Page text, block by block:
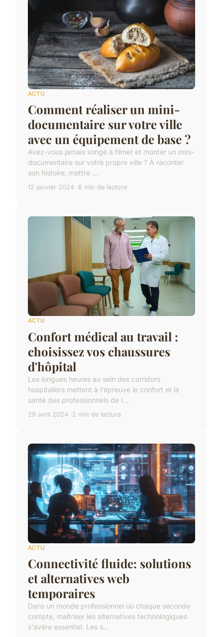
ACTU
Comment réaliser un mini-
documentaire sur votre ville
avec un équipement de base ?
Avez-vous jamais songé à filmer et monter un mini-
documentaire sur votre propre ville ? À raconter
son histoire, mettre ...
12 janvier 2024 6 min de lecture
ACTU
Confort médical au travail :
choisissez vos chaussures
d'hôpital
Les longues heures au sein des corridors
hospitaliers mettent à l'épreuve le confort et la
santé des professionnels de l...
29 avril 2024 2 min de lecture
ACTU
Connectivité fluide: solutions
et alternatives web
temporaires
Dans un monde professionnel où chaque seconde
compte, maîtriser les alternatives technologiques
s'avère essentiel. Les s...